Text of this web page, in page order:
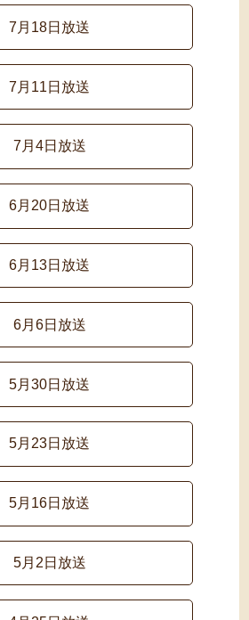
7月18日放送
7月11日放送
7月4日放送
6月20日放送
6月13日放送
6月6日放送
5月30日放送
5月23日放送
5月16日放送
5月2日放送